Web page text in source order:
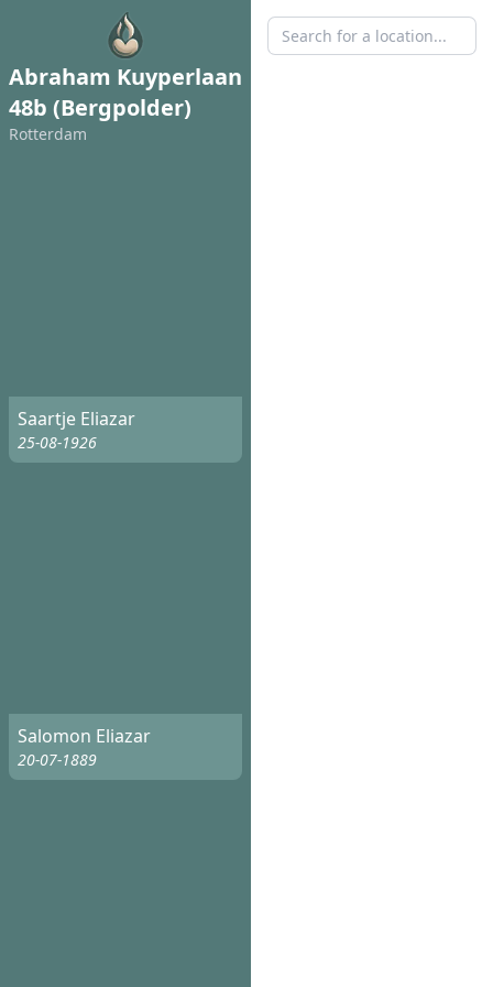
Abraham Kuyperlaan
48b (Bergpolder)
Rotterdam
Saartje Eliazar
25-08-1926
Salomon Eliazar
20-07-1889